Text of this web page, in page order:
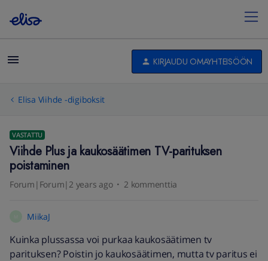
KIRJAUDU OMAYHTEISÖÖN
Elisa Viihde -digiboksit
VASTATTU
Viihde Plus ja kaukosäätimen TV-parituksen
poistaminen
Forum|Forum|2 years ago 2 kommenttia
MiikaJ
Kuinka plussassa voi purkaa kaukosäätimen tv
parituksen? Poistin jo kaukosäätimen, mutta tv paritus ei